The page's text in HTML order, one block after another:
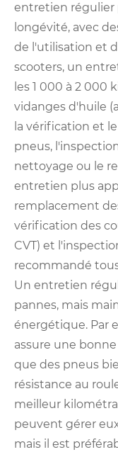
entretien régulier
longévité, avec
de l'utilisation et
scooters, un
les 1 000 à 2 000
vidanges d'huile
la vérification et
pneus,
nettoyage ou le
entretien plus
remplacement
vérification des
CVT) et
recommandé
Un entretien
pannes, mais
énergétique. Par
assure une
que des pneus
résistance au
meilleur
peuvent gérer
mais il est